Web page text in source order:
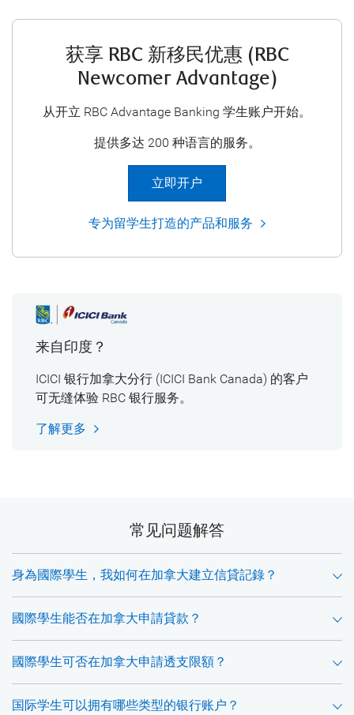
获享 RBC 新移民优惠 (RBC
Newcomer Advantage)
从开立 RBC Advantage Banking 学生账户开始。
提供多达 200 种语言的服务。
立即开户
专为留学生打造的产品和服务
来自印度？
ICICI 银行加拿大分行 (ICICI Bank Canada) 的客户
可无缝体验 RBC 银行服务。
了解更多
常见问题解答
身為國際學生，我如何在加拿大建立信貸記錄？
國際學生能否在加拿大申請貸款？
國際學生可否在加拿大申請透支限額？
国际学生可以拥有哪些类型的银行账户？